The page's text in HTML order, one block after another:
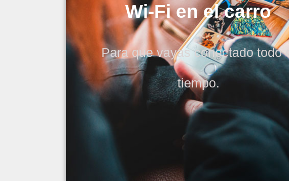
Wi-Fi en el carro
Para que vayas conectado todo el
tiempo.